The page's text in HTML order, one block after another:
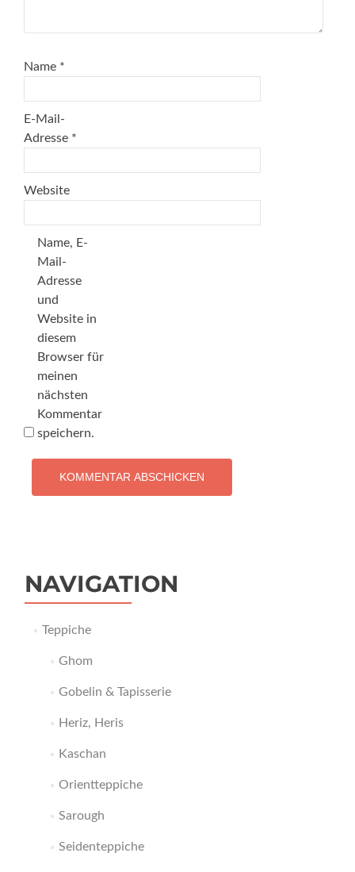
Name *
E-Mail-
Adresse *
Website
Name, E-
Mail-
Adresse
und
Website in
diesem
Browser für
meinen
nächsten
Kommentar
speichern.
NAVIGATION
Teppiche
Ghom
Gobelin & Tapisserie
Heriz, Heris
Kaschan
Orientteppiche
Sarough
Seidenteppiche